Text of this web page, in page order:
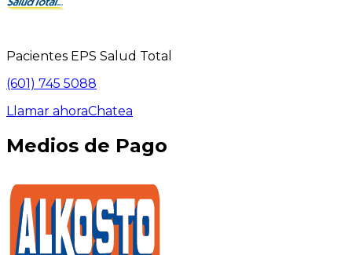
Pacientes EPS Salud Total
(601) 745 5088
Llamar ahoraChatea
Medios de Pago